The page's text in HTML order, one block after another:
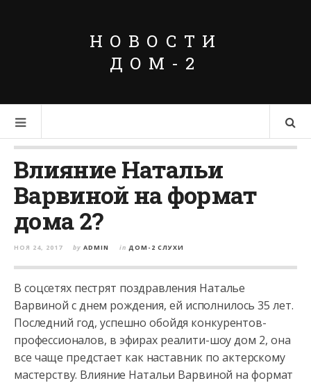
НОВОСТИ
ДОМ-2
Влияние Натальи
Варвиной на формат
дома 2?
НОЯ 24, 2017 by ADMIN in ДОМ-2 СЛУХИ
В соцсетях пестрят поздравления Наталье
Варвиной с днем рождения, ей исполнилось 35 лет.
Последний год, успешно обойдя конкурентов-
профессионалов, в эфирах реалити-шоу дом 2, она
все чаще предстает как наставник по актерскому
мастерству. Влияние Натальи Варвиной на формат